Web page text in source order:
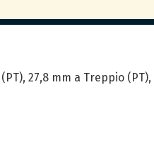
27,8 mm a Treppio